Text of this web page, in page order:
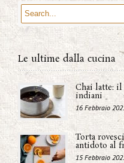
Le ultime dalla cucina
Chai latte:
indiani
16 Febbraio
Torta
antidoto al
15 Febbraio